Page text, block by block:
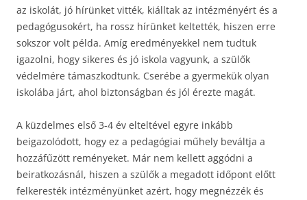
az iskolát, jó hírünket vitték, kiálltak az intézményért és a
pedagógusokért, ha rossz hírünket keltették, hiszen erre
sokszor volt példa. Amíg eredményekkel nem tudtuk
igazolni, hogy sikeres és jó iskola vagyunk, a szülők
védelmére támaszkodtunk. Cserébe a gyermekük olyan
iskolába járt, ahol biztonságban és jól érezte magát.
A küzdelmes első 3-4 év elteltével egyre inkább
beigazolódott, hogy ez a pedagógiai műhely beváltja a
hozzáfűzött reményeket. Már nem kellett aggódni a
beiratkozásnál, hiszen a szülők a megadott időpont előtt
felkeresték intézményünket azért, hogy megnézzék és